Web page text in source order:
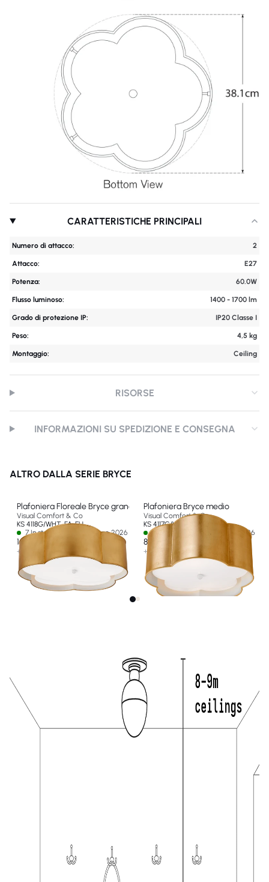
CARATTERISTICHE PRINCIPALI
Numero di attacco: 2
Attacco: E27
Potenza: 60.0W
Flusso luminoso: 1400 - 1700 lm
Grado di protezione IP: IP20 Classe I
Peso: 4,5 kg
Montaggio: Ceiling
RISORSE
INFORMAZIONI SU SPEDIZIONE E CONSEGNA
ALTRO DALLA SERIE BRYCE
Plafoniera Floreale Bryce grande
Visual Comfort & Co
KS 4118G/WHT-FA-EU
7 In stock - Ships by 10 ago 2026
1 158 €
+ 1 opzione
Plafoniera Bryce medio
Visual Comfort & Co
KS 4117G/WHT-FA-EU
5 In stock - Ships by 01 ago 2026
878 €
+ 1 opzione